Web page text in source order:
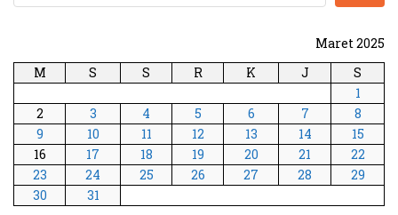
Maret 2025
M
S S R K J
S
1
2
3 4 5 6 7
8
9
10 11 12 13 14
15
16
17 18 19 20 21
22
23
24 25 26 27 28
29
30
31